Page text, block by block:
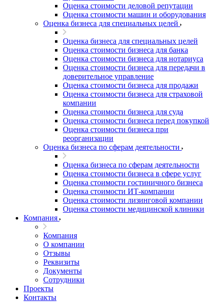
Оценка стоимости деловой репутации
Оценка стоимости машин и оборудования
Оценка бизнеса для специальных целей
Оценка бизнеса для специальных целей
Оценка стоимости бизнеса для банка
Оценка стоимости бизнеса для нотариуса
Оценка стоимости бизнеса для передачи в
доверительное управление
Оценка стоимости бизнеса для продажи
Оценка стоимости бизнеса для страховой
компании
Оценка стоимости бизнеса для суда
Оценка стоимости бизнеса перед покупкой
Оценка стоимости бизнеса при
реорганизации
Оценка бизнеса по сферам деятельности
Оценка бизнеса по сферам деятельности
Оценка стоимости бизнеса в сфере услуг
Оценка стоимости гостиничного бизнеса
Оценка стоимости ИТ-компании
Оценка стоимости лизинговой компании
Оценка стоимости медицинской клиники
Компания
Компания
О компании
Отзывы
Реквизиты
Документы
Сотрудники
Проекты
Контакты
Выберите ваш город
Например:Соликамск
Абдулино
Абинск